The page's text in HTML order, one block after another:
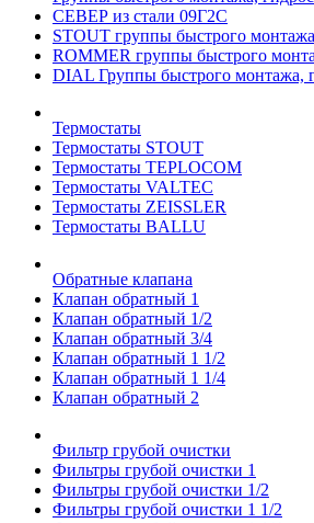
СЕВЕР из стали 09Г2С
STOUT группы быстрого
ROMMER группы быстрого
DIAL Группы быстрого монтажа,
Термостаты
Термостаты STOUT
Термостаты TEPLOCOM
Термостаты VALTEC
Термостаты ZEISSLER
Термостаты BALLU
Обратные клапана
Клапан обратный 1
Клапан обратный 1/2
Клапан обратный 3/4
Клапан обратный 1 1/2
Клапан обратный 1 1/4
Клапан обратный 2
Фильтр грубой очистки
Фильтры грубой очистки 1
Фильтры грубой очистки 1/2
Фильтры грубой очистки 1 1/2